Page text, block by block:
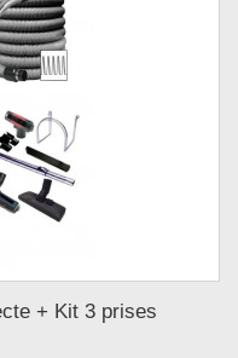
+ Kit 3 prises